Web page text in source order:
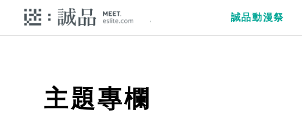
誠品動漫祭
主題專欄